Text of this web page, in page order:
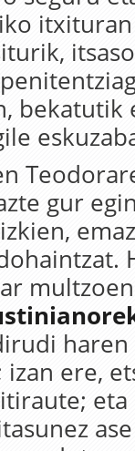
bekatutik
gur
izan ere,
eta